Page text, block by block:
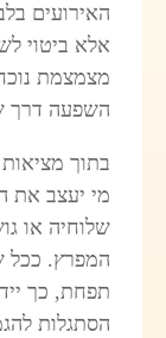
האירועים
אלא ביטוי
מצמצמת
השפעה דרך
בתוך
מי יעצב את
שלוחיה או
המפרץ. ככל
תפחת, כך
הסתגלות